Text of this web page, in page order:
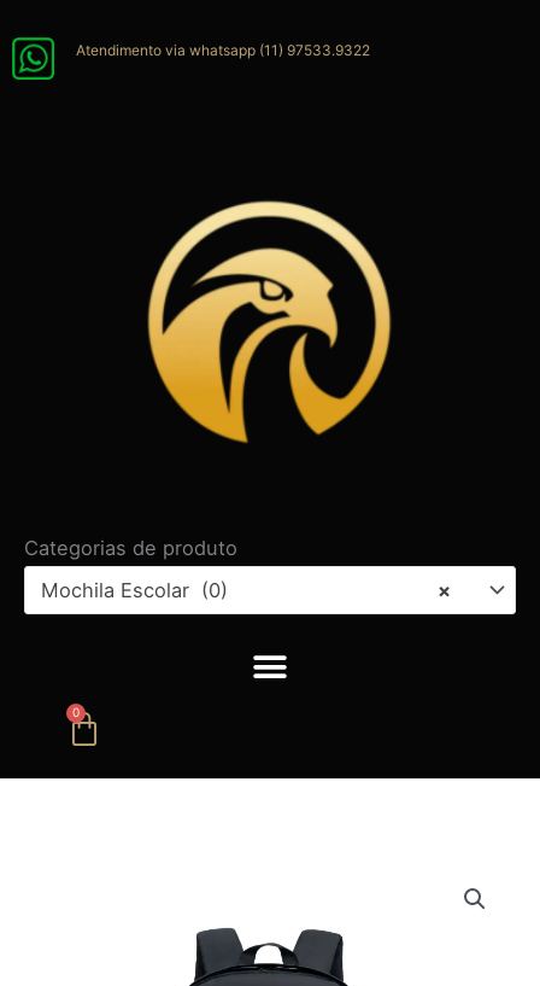
para
Atendimento via whatsapp (11) 97533.9322
Categorias de produto
×
Mochila Escolar (0)
0
Carrinho